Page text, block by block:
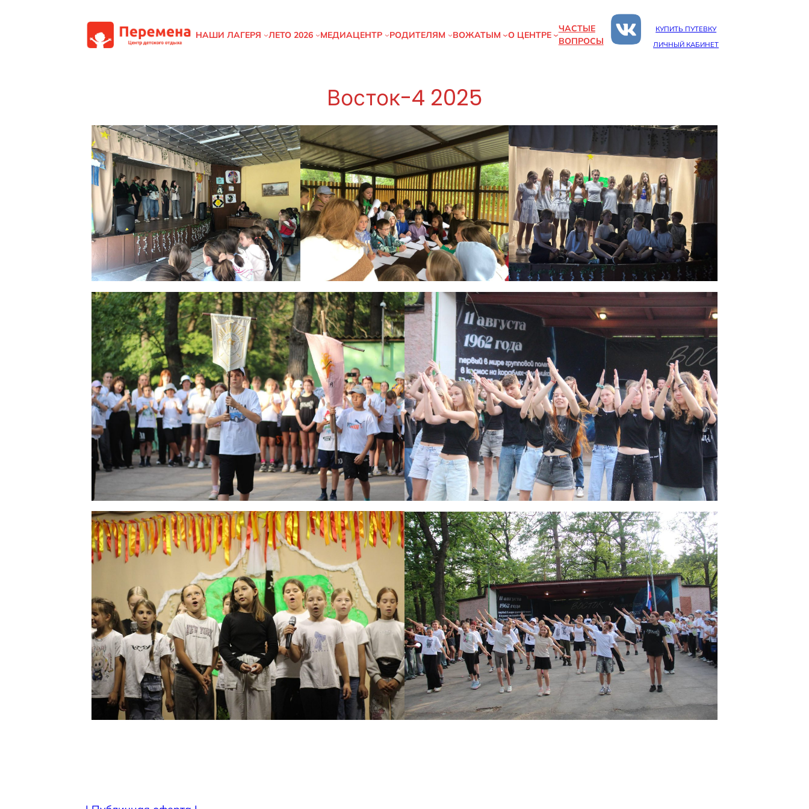
к
содержимому
НАШИ ЛАГЕРЯ ЛЕТО 2026 МЕДИАЦЕНТР РОДИТЕЛЯМ ВОЖАТЫМ О ЦЕНТРЕ
ЧАСТЫЕ
ВОПРОСЫ
КУПИТЬ ПУТЕВКУ
ЛИЧНЫЙ КАБИНЕТ
Восток-4 2025